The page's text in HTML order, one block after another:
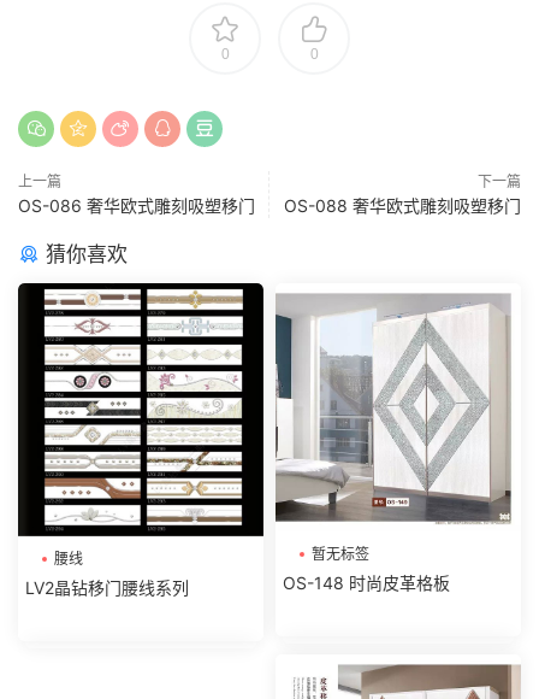
0 0
上一篇
OS-086 奢华欧式雕刻吸塑移门
下一篇
OS-088 奢华欧式雕刻吸塑移门
猜你喜欢
腰线
LV2晶钻移门腰线系列
暂无标签
OS-148 时尚皮革格板